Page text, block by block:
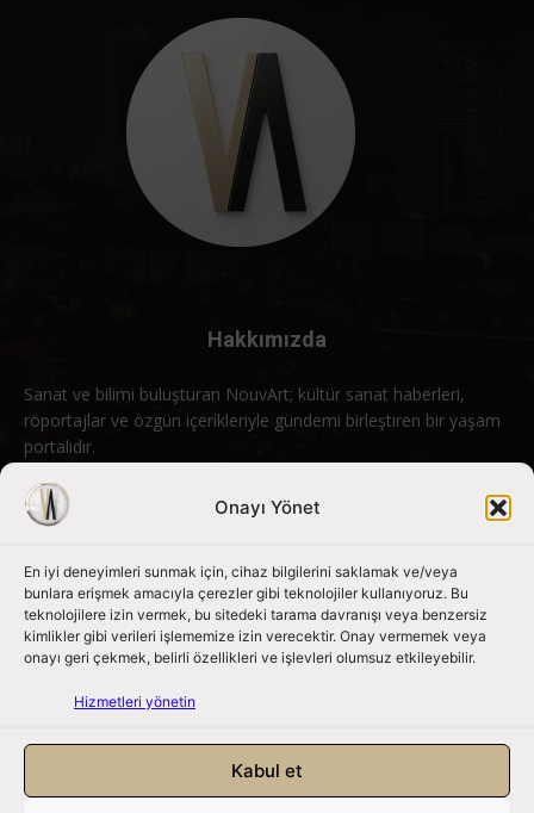
Onayı Yönet
En iyi deneyimleri sunmak için, cihaz bilgilerini saklamak ve/veya
bunlara erişmek amacıyla çerezler gibi teknolojiler kullanıyoruz. Bu
teknolojilere izin vermek, bu sitedeki tarama davranışı veya benzersiz
kimlikler gibi verileri işlememize izin verecektir. Onay vermemek veya
onayı geri çekmek, belirli özellikleri ve işlevleri olumsuz etkileyebilir.
Hizmetleri yönetin
Kabul et
Hakkımızda
Sanat ve bilimi buluşturan NouvArt; kültür sanat haberleri,
röportajlar ve özgün içerikleriyle gündemi birleştiren bir yaşam
portalıdır.
Bizimle iletişime geçin: info@nouvart.net
Bizi Takip Edin